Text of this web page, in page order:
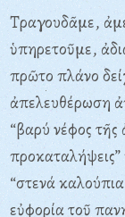
Τραγουδᾶμε,
ὑπηρετοῦμε,
πρῶτο πλάνο
ἀπελευθέρωση
“βαρύ νέφος τῆς
προκαταλήψεις”
“στενά
εὐφορία τοῦ